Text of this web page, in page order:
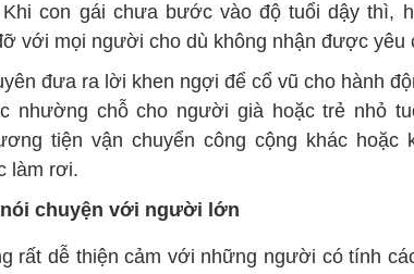
con gái chưa bước vào độ tuổi dậy thì,
với mọi người cho dù không nhận được yêu
đưa ra lời khen ngợi để cổ vũ cho hành
nhường chỗ cho người già hoặc trẻ nhỏ
tiện vận chuyển công cộng khác hoặc
làm rơi.
chuyện với người lớn
rất dễ thiện cảm với những người có tính